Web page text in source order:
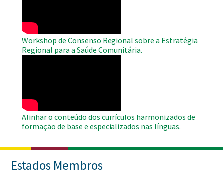
Workshop de Consenso Regional sobre a Estratégia
Regional para a Saúde Comunitária.
Alinhar o conteúdo dos currículos harmonizados de
formação de base e especializados nas línguas.
Estados Membros